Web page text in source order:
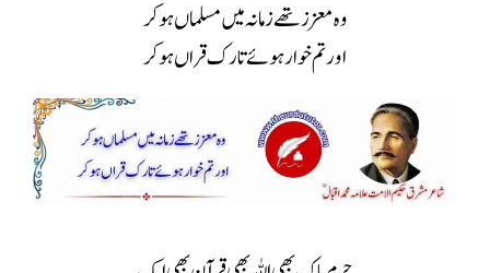
وہ معززتھے زمانہ میں مسلماں ہوکر
اور تم خوار ہوئے تارک قراں ہوکر